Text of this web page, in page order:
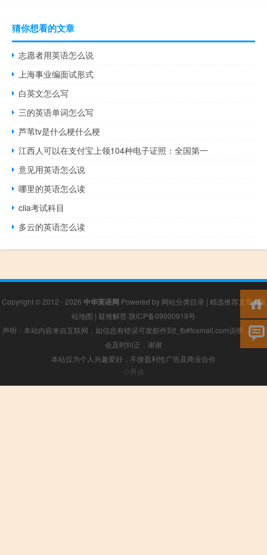
猜你想看的文章
志愿者用英语怎么说
上海事业编面试形式
白英文怎么写
三的英语单词怎么写
芦苇tv是什么梗什么梗
江西人可以在支付宝上领104种电子证照：全国第一
意见用英语怎么说
哪里的英语怎么读
ciia考试科目
多云的英语怎么读
Copyright © 2012 - 2026 中华英语网 Powered by 网站分类目录 | 精选推荐文章|网
站地图 | 疑难解答 陕ICP备09000919号
声明：本站内容来自互联网，如信息有错误可发邮件到f_fb#foxmail.com说明，我们
会及时纠正，谢谢
本站仅为个人兴趣爱好，不接盈利性广告及商业合作
小男孩